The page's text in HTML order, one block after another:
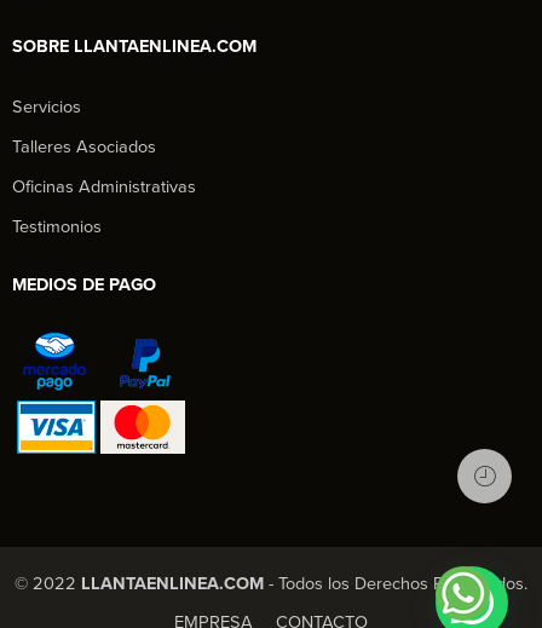
SOBRE LLANTAENLINEA.COM
Servicios
Talleres Asociados
Oficinas Administrativas
Testimonios
MEDIOS DE PAGO
© 2022 LLANTAENLINEA.COM - Todos los Derechos Reservados.
EMPRESA
CONTACTO